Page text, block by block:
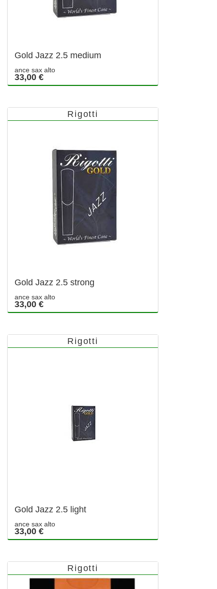
Gold Jazz 2.5 medium
ance sax alto
33,00 €
Rigotti
Gold Jazz 2.5 strong
ance sax alto
33,00 €
Rigotti
Gold Jazz 2.5 light
ance sax alto
33,00 €
Rigotti